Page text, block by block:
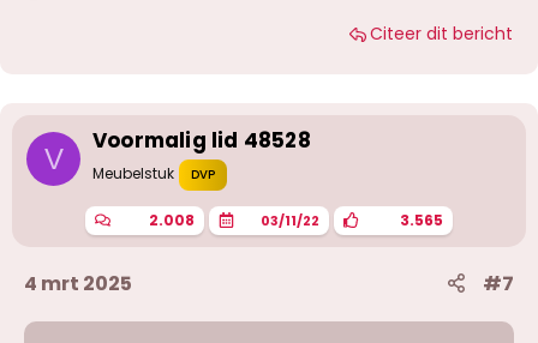
n
g
Citeer dit bericht
V
Voormalig lid 48528
Meubelstuk DVP
2.008 03/11/22 3.565
4 mrt 2025 #7